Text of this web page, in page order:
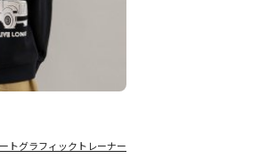
トグラフィックトレーナー